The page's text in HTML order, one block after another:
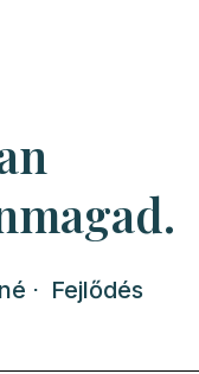
⋅ Fejlődés